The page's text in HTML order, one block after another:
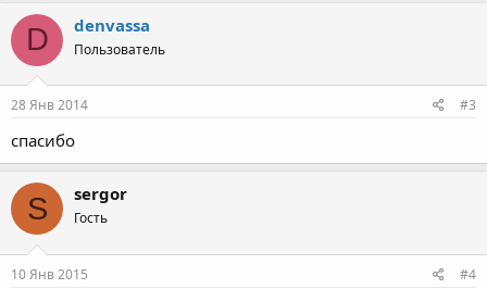
D denvassa
Пользователь
28 Янв 2014 #3
спасибо
S sergor
Гость
10 Янв 2015 #4